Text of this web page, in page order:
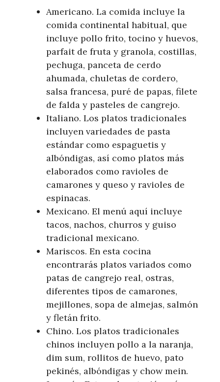
Americano. La comida incluye la
comida continental habitual, que
incluye pollo frito, tocino y huevos,
parfait de fruta y granola, costillas,
pechuga, panceta de cerdo
ahumada, chuletas de cordero,
salsa francesa, puré de papas, filete
de falda y pasteles de cangrejo.
Italiano. Los platos tradicionales
incluyen variedades de pasta
estándar como espaguetis y
albóndigas, así como platos más
elaborados como ravioles de
camarones y queso y ravioles de
espinacas.
Mexicano. El menú aquí incluye
tacos, nachos, churros y guiso
tradicional mexicano.
Mariscos. En esta cocina
encontrarás platos variados como
patas de cangrejo real, ostras,
diferentes tipos de camarones,
mejillones, sopa de almejas, salmón
y fletán frito.
Chino. Los platos tradicionales
chinos incluyen pollo a la naranja,
dim sum, rollitos de huevo, pato
pekinés, albóndigas y chow mein.